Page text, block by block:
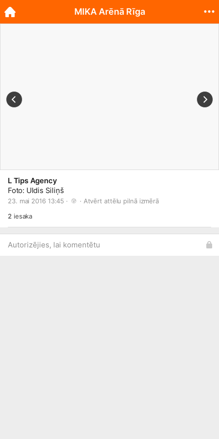
L Tips Agency
Foto: Uldis Siliņš
23. mai 2016 13:45 · · Atvērt attēlu pilnā izmērā
2 iesaka
Autorizējies, lai komentētu
MIKA Arēnā Rīga